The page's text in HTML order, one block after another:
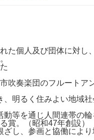
た個人及び団体に対し
吹奏楽団のフルートア
明るく住みよい地域
動等を通じ人間連帯の
賞。（昭和47年創設）
し、参画と協働によ